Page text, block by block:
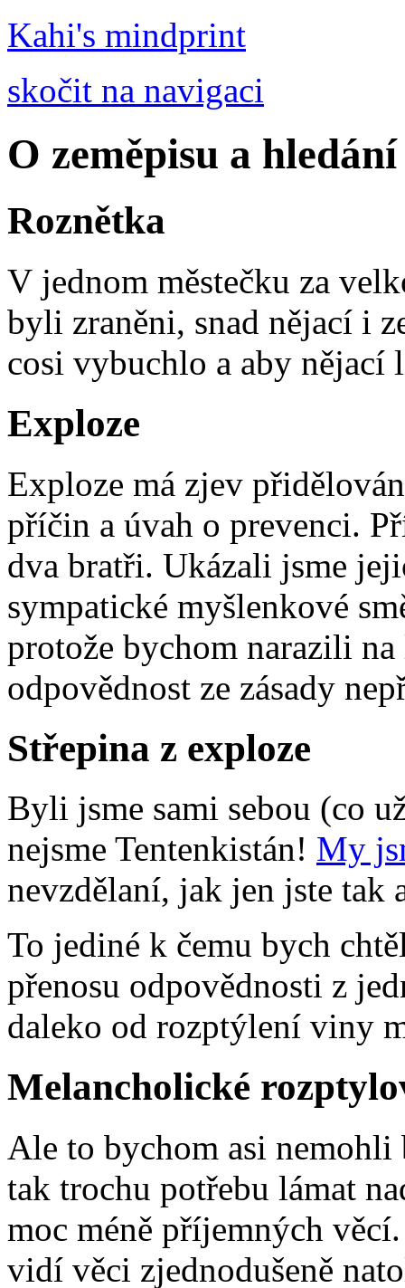
Kahi's mindprint
skočit na navigaci
O zeměpisu a
Roznětka
V jednom městečku za
byli zraněni, snad nějací i
cosi vybuchlo a aby nějací
Exploze
Exploze má zjev
příčin a úvah o prevenci.
dva bratři. Ukázali jsme
sympatické myšlenkové
protože bychom narazili
odpovědnost ze zásady
Střepina z exploze
Byli jsme sami sebou (co
nejsme Tentenkistán! My
nevzdělaní, jak jen jste
To jediné k čemu bych
přenosu odpovědnosti z
daleko od rozptýlení viny
Melancholické
Ale to bychom asi
tak trochu potřebu lámat
moc méně příjemných
vidí věci zjednodušeně